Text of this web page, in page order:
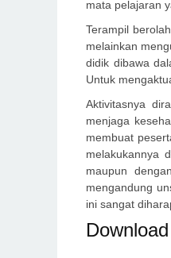
mata pelajaran
Terampil
melainkan
didik dibawa
Untuk
Aktivitasnya
menjaga
membuat
melakukannya
maupun
mengandung
ini sangat